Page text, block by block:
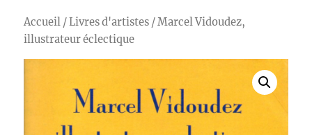
Accueil /Livres d'artistes / Marcel Vidoudez,
illustrateur éclectique